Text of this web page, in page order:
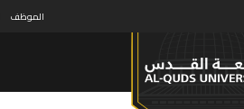
الموظف